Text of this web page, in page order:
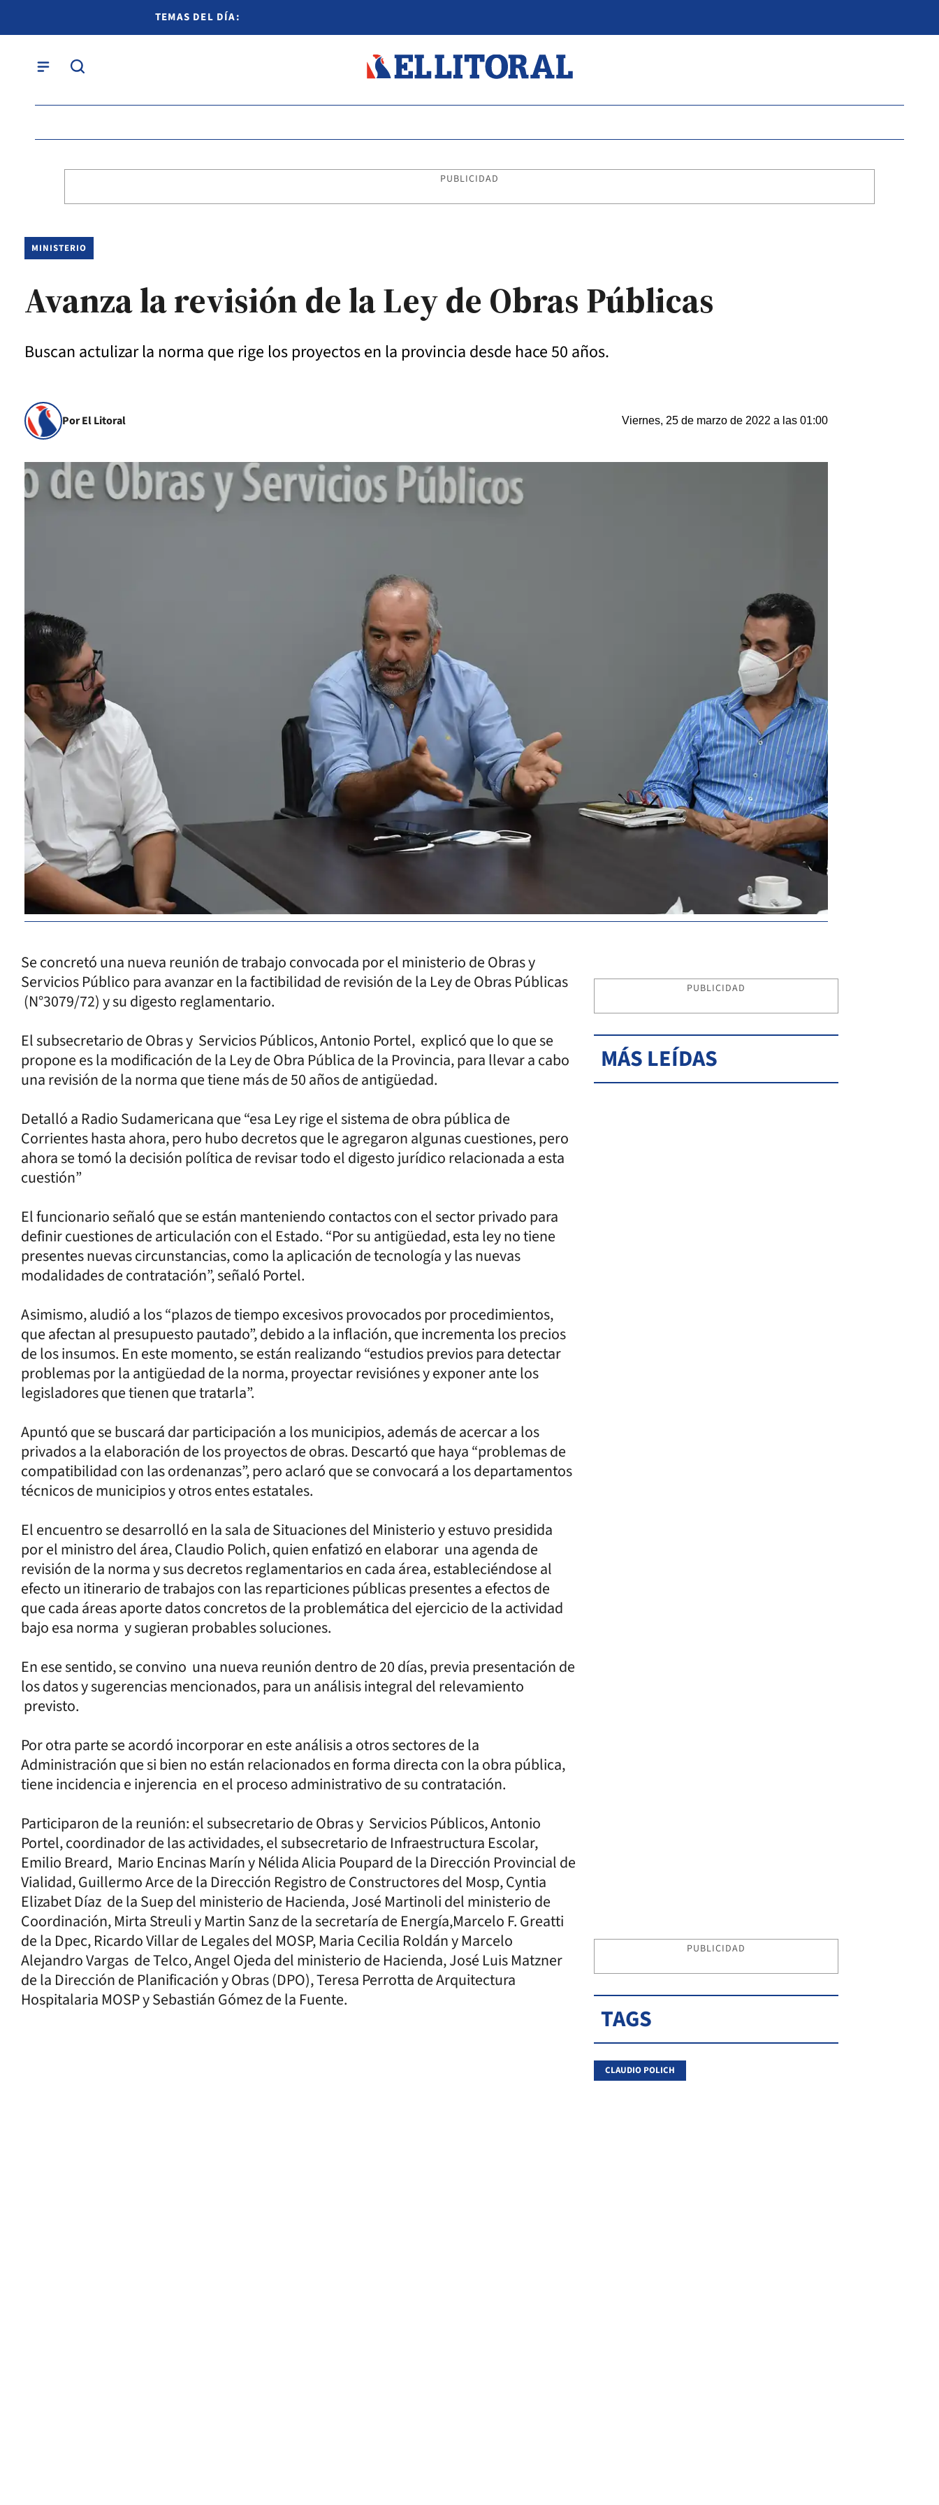
TEMAS DEL DÍA:
PUBLICIDAD
MINISTERIO
Avanza la revisión de la Ley de Obras Públicas
Buscan actulizar la norma que rige los proyectos en la provincia desde hace 50 años.
Por El Litoral Viernes, 25 de marzo de 2022 a las 01:00
Se concretó una nueva reunión de trabajo convocada por el ministerio de Obras y
Servicios Público para avanzar en la factibilidad de revisión de la Ley de Obras Públicas
(N°3079/72) y su digesto reglamentario.
El subsecretario de Obras y Servicios Públicos, Antonio Portel, explicó que lo que se
propone es la modificación de la Ley de Obra Pública de la Provincia, para llevar a cabo
una revisión de la norma que tiene más de 50 años de antigüedad.
Detalló a Radio Sudamericana que “esa Ley rige el sistema de obra pública de
Corrientes hasta ahora, pero hubo decretos que le agregaron algunas cuestiones, pero
ahora se tomó la decisión política de revisar todo el digesto jurídico relacionada a esta
cuestión”
El funcionario señaló que se están manteniendo contactos con el sector privado para
definir cuestiones de articulación con el Estado. “Por su antigüedad, esta ley no tiene
presentes nuevas circunstancias, como la aplicación de tecnología y las nuevas
modalidades de contratación”, señaló Portel.
Asimismo, aludió a los “plazos de tiempo excesivos provocados por procedimientos,
que afectan al presupuesto pautado”, debido a la inflación, que incrementa los precios
de los insumos. En este momento, se están realizando “estudios previos para detectar
problemas por la antigüedad de la norma, proyectar revisiónes y exponer ante los
legisladores que tienen que tratarla”.
Apuntó que se buscará dar participación a los municipios, además de acercar a los
privados a la elaboración de los proyectos de obras. Descartó que haya “problemas de
compatibilidad con las ordenanzas”, pero aclaró que se convocará a los departamentos
técnicos de municipios y otros entes estatales.
El encuentro se desarrolló en la sala de Situaciones del Ministerio y estuvo presidida
por el ministro del área, Claudio Polich, quien enfatizó en elaborar una agenda de
revisión de la norma y sus decretos reglamentarios en cada área, estableciéndose al
efecto un itinerario de trabajos con las reparticiones públicas presentes a efectos de
que cada áreas aporte datos concretos de la problemática del ejercicio de la actividad
bajo esa norma y sugieran probables soluciones.
En ese sentido, se convino una nueva reunión dentro de 20 días, previa presentación de
los datos y sugerencias mencionados, para un análisis integral del relevamiento
previsto.
Por otra parte se acordó incorporar en este análisis a otros sectores de la
Administración que si bien no están relacionados en forma directa con la obra pública,
tiene incidencia e injerencia en el proceso administrativo de su contratación.
Participaron de la reunión: el subsecretario de Obras y Servicios Públicos, Antonio
Portel, coordinador de las actividades, el subsecretario de Infraestructura Escolar,
Emilio Breard, Mario Encinas Marín y Nélida Alicia Poupard de la Dirección Provincial de
Vialidad, Guillermo Arce de la Dirección Registro de Constructores del Mosp, Cyntia
Elizabet Díaz de la Suep del ministerio de Hacienda, José Martinoli del ministerio de
Coordinación, Mirta Streuli y Martin Sanz de la secretaría de Energía,Marcelo F. Greatti
de la Dpec, Ricardo Villar de Legales del MOSP, Maria Cecilia Roldán y Marcelo
Alejandro Vargas de Telco, Angel Ojeda del ministerio de Hacienda, José Luis Matzner
de la Dirección de Planificación y Obras (DPO), Teresa Perrotta de Arquitectura
Hospitalaria MOSP y Sebastián Gómez de la Fuente.
PUBLICIDAD
MÁS LEÍDAS
PUBLICIDAD
TAGS
CLAUDIO POLICH